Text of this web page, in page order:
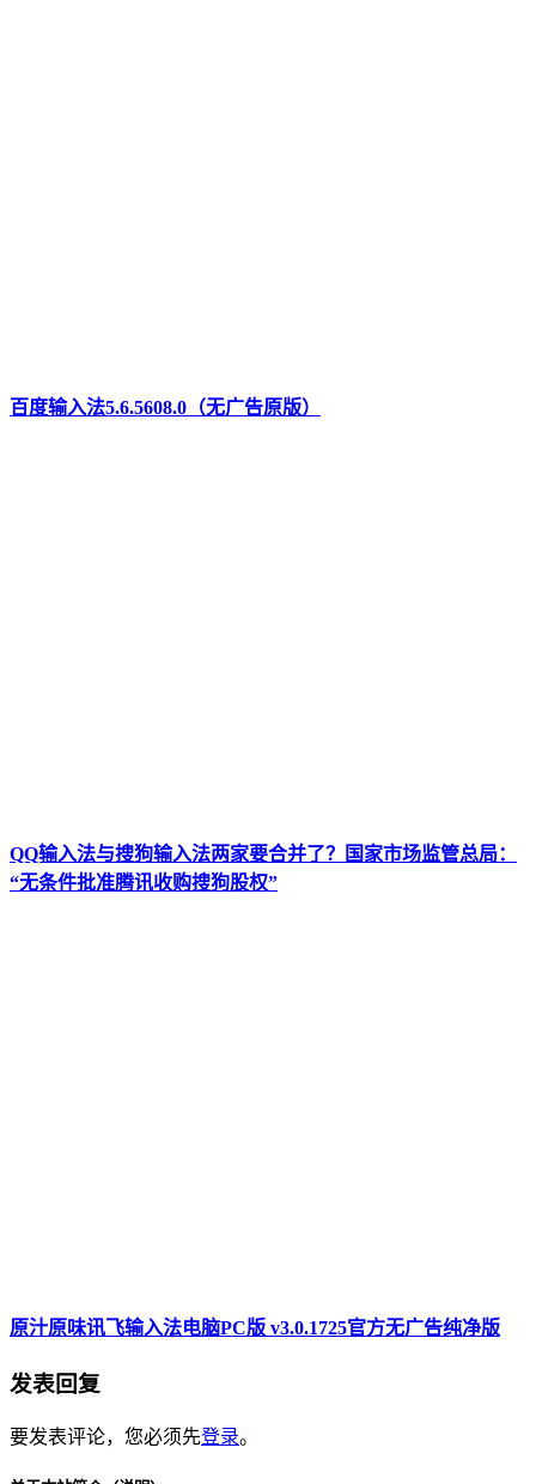
百度输入法5.6.5608.0（无广告原版）
QQ输入法与搜狗输入法两家要合并了？国家市场监管总局：
“无条件批准腾讯收购搜狗股权”
原汁原味讯飞输入法电脑PC版 v3.0.1725官方无广告纯净版
发表回复
要发表评论，您必须先登录。